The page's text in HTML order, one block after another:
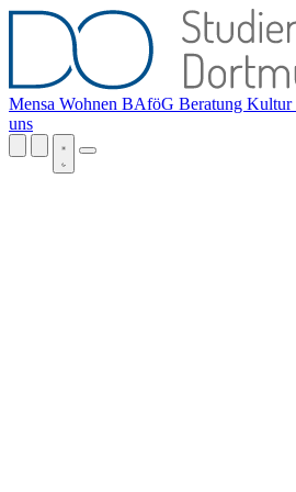
Mensa Wohnen BAföG Beratung Kultur
uns